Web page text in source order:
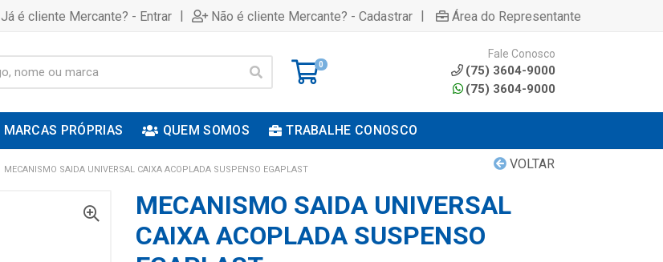
Já é cliente Mercante? - Entrar | Não é cliente Mercante? - Cadastrar | Área do Representante
0
Fale Conosco
(75) 3604-9000
(75) 3604-9000
MARCAS PRÓPRIAS QUEM SOMOS TRABALHE CONOSCO
VOLTAR
MECANISMO SAIDA UNIVERSAL CAIXA ACOPLADA SUSPENSO EGAPLAST
MECANISMO SAIDA UNIVERSAL
CAIXA ACOPLADA SUSPENSO